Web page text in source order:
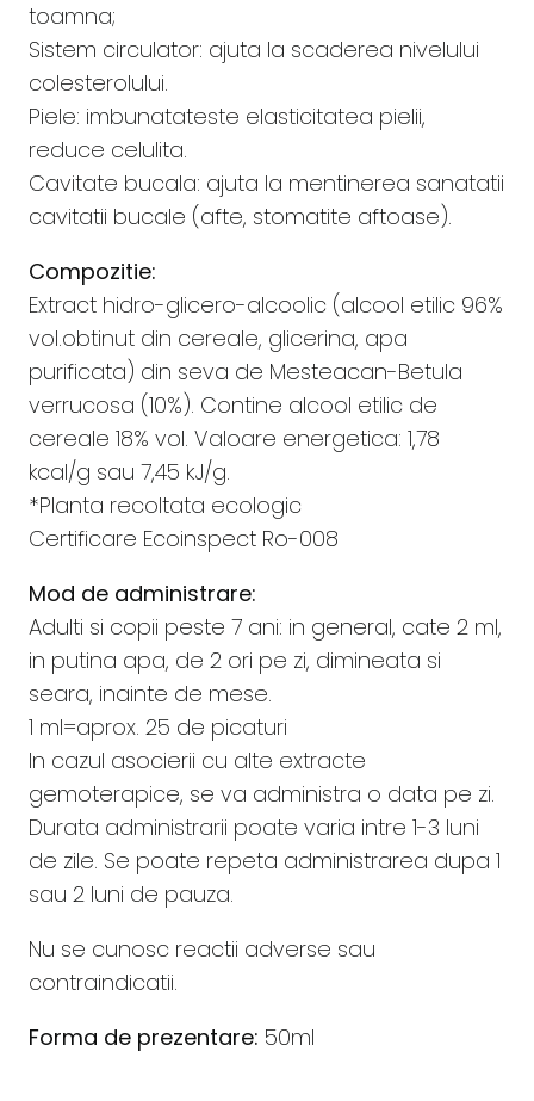
toamna;
Sistem circulator: ajuta la scaderea nivelului
colesterolului.
Piele: imbunatateste elasticitatea pielii,
reduce celulita.
Cavitate bucala: ajuta la mentinerea sanatatii
cavitatii bucale (afte, stomatite aftoase).
Compozitie:
Extract hidro-glicero-alcoolic (alcool etilic 96%
vol.obtinut din cereale, glicerina, apa
purificata) din seva de Mesteacan-Betula
verrucosa (10%). Contine alcool etilic de
cereale 18% vol. Valoare energetica: 1,78
kcal/g sau 7,45 kJ/g.
*Planta recoltata ecologic
Certificare Ecoinspect Ro-008
Mod de administrare:
Adulti si copii peste 7 ani: in general, cate 2 ml,
in putina apa, de 2 ori pe zi, dimineata si
seara, inainte de mese.
1 ml=aprox. 25 de picaturi
In cazul asocierii cu alte extracte
gemoterapice, se va administra o data pe zi.
Durata administrarii poate varia intre 1-3 luni
de zile. Se poate repeta administrarea dupa 1
sau 2 luni de pauza.
Nu se cunosc reactii adverse sau
contraindicatii.
Forma de prezentare: 50ml